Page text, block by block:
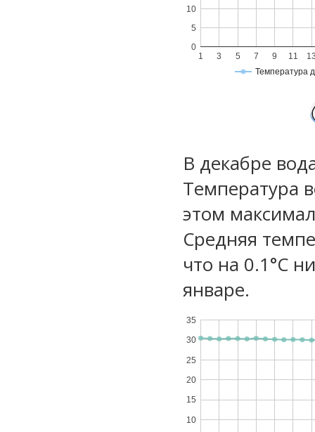
Температура
1 3 5 7 9 11
0
5
10
В декабре
Температура
этом
Средняя
что на 0.1°C
январе.
10
15
20
25
30
35